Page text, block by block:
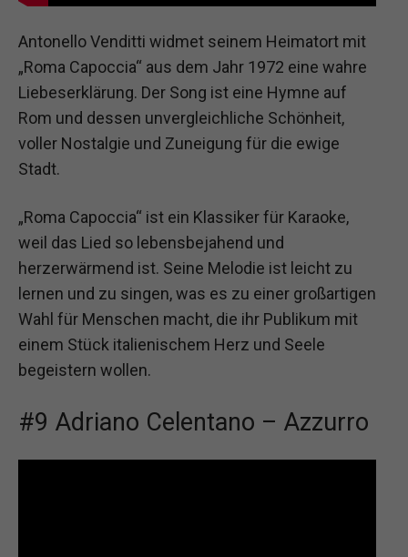
Antonello Venditti widmet seinem Heimatort mit
„Roma Capoccia“ aus dem Jahr 1972 eine wahre
Liebeserklärung. Der Song ist eine Hymne auf
Rom und dessen unvergleichliche Schönheit,
voller Nostalgie und Zuneigung für die ewige
Stadt.
„Roma Capoccia“ ist ein Klassiker für Karaoke,
weil das Lied so lebensbejahend und
herzerwärmend ist. Seine Melodie ist leicht zu
lernen und zu singen, was es zu einer großartigen
Wahl für Menschen macht, die ihr Publikum mit
einem Stück italienischem Herz und Seele
begeistern wollen.
#9 Adriano Celentano – Azzurro